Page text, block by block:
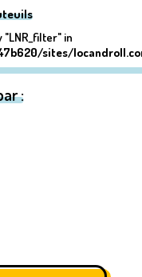
"LNR_filter" in
sites/
: